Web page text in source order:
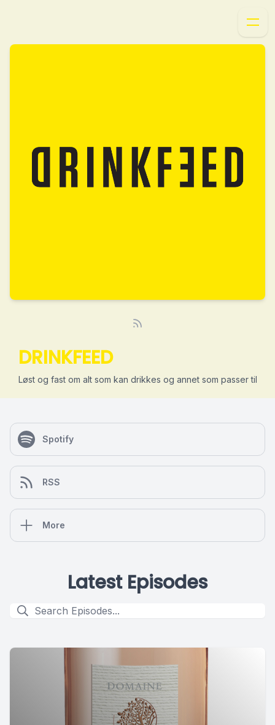
DRINKFEED
Løst og fast om alt som kan drikkes og annet som passer til
Spotify
RSS
More
Latest Episodes